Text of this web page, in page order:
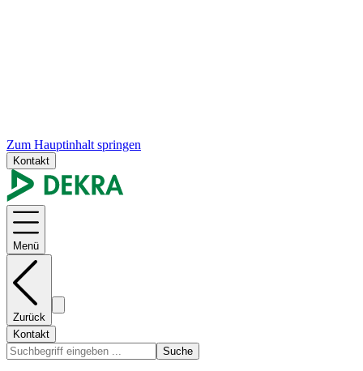
Zum Hauptinhalt springen
Kontakt
Menü
Zurück
Kontakt
Suche